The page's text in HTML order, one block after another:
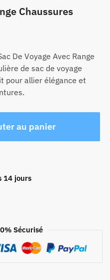
Chaussures
De Voyage Avec Range
de sac de voyage
pour allier élégance et
au panier
14 jours
Sécurisé